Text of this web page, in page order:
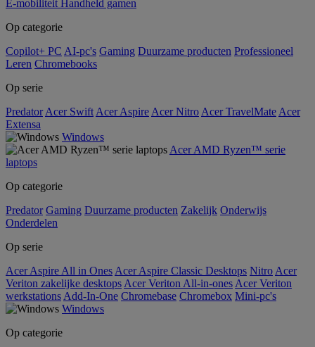
E-mobiliteit Handheld gamen
Op categorie
Copilot+ PC AI-pc's Gaming Duurzame producten Professioneel
Leren Chromebooks
Op serie
Predator Acer Swift Acer Aspire Acer Nitro Acer TravelMate Acer
Extensa
Windows
Acer AMD Ryzen™ serie
laptops
Op categorie
Predator Gaming Duurzame producten Zakelijk Onderwijs
Onderdelen
Op serie
Acer Aspire All in Ones Acer Aspire Classic Desktops Nitro Acer
Veriton zakelijke desktops Acer Veriton All-in-ones Acer Veriton
werkstations Add-In-One Chromebase Chromebox Mini-pc's
Windows
Op categorie